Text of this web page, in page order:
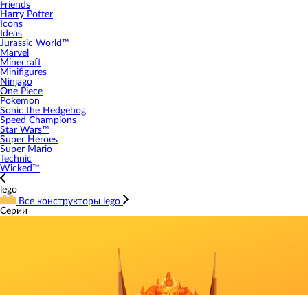
Friends
Harry Potter
Icons
Ideas
Jurassic World™
Marvel
Minecraft
Minifigures
Ninjago
One Piece
Pokemon
Sonic the Hedgehog
Speed Champions
Star Wars™
Super Heroes
Super Mario
Technic
Wicked™
lego
Все конструкторы lego
Серии